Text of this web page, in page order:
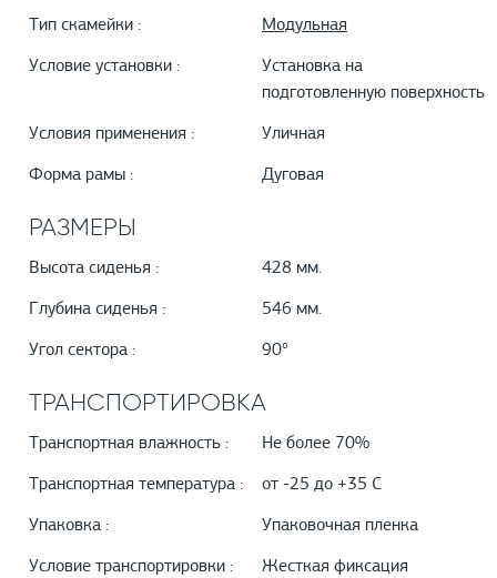
Тип скамейки : Модульная
Условие установки :
Установка на
подготовленную поверхность
Условия применения : Уличная
Форма рамы : Дуговая
РАЗМЕРЫ
Высота сиденья : 428 мм.
Глубина сиденья : 546 мм.
Угол сектора : 90°
ТРАНСПОРТИРОВКА
Транспортная влажность : Не более 70%
Транспортная температура : от -25 до +35 С
Упаковка : Упаковочная пленка
Условие транспортировки :
Жесткая фиксация